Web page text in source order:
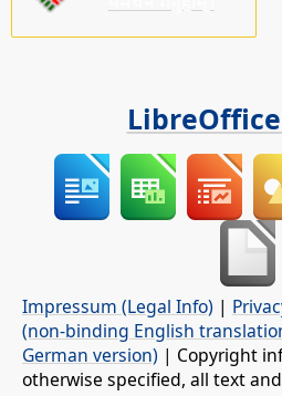
Impressum (Legal Info) |
(non-binding English
German version) | Copyright
otherwise specified, all text